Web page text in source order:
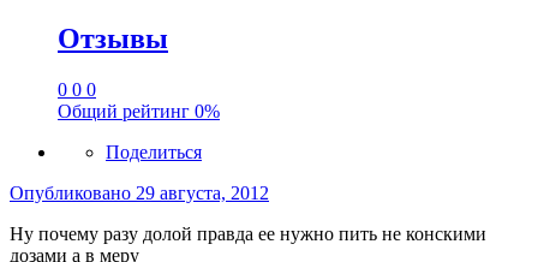
Отзывы
0 0 0
Общий рейтинг 0%
Поделиться
Опубликовано 29 августа, 2012
Ну почему разу долой правда ее нужно пить не конскими
дозами а в меру